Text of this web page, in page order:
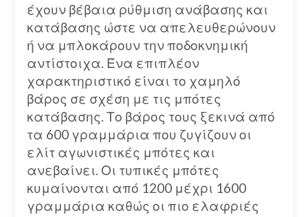
έχουν βέβαια ρύθμιση ανάβασης και
κατάβασης ώστε να απελευθερώνουν
ή να μπλοκάρουν την ποδοκνημική
αντίστοιχα. Ένα επιπλέον
χαρακτηριστικό είναι το χαμηλό
βάρος σε σχέση με τις μπότες
κατάβασης. Το βάρος τους ξεκινά από
τα 600 γραμμάρια που ζυγίζουν οι
ελίτ αγωνιστικές μπότες και
ανεβαίνει. Οι τυπικές μπότες
κυμαίνονται από 1200 μέχρι 1600
γραμμάρια καθώς οι πιο ελαφριές